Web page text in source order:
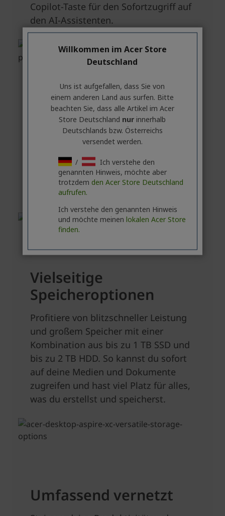
Willkommen im Acer Store
Deutschland
Uns ist aufgefallen, dass Sie von
einem anderen Land aus surfen. Bitte
beachten Sie, dass alle Artikel im Acer
Store Deutschland nur innerhalb
Deutschlands bzw. Österreichs
versendet werden.
/
Ich verstehe den
genannten Hinweis, möchte aber
trotzdem den Acer Store Deutschland
aufrufen.
Ich verstehe den genannten Hinweis
und möchte meinen lokalen Acer Store
finden.